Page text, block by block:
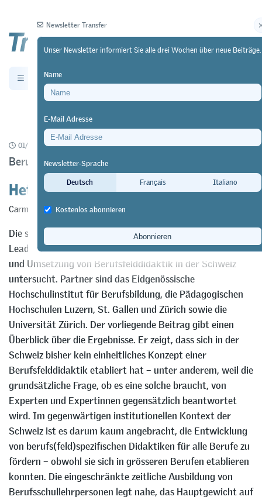
Newsletter
01/09/20 Forschung https://doi.org/10.64829/1025
Berufs(feld)didaktik in der Schweiz
Heterogene Landschaft
Carmen Baumeler&Antje Barabasch
Die swissuniversities finanzieren seit einigen Jahren das
Leading House für Berufsfelddidaktik, das die Konzeption
und Umsetzung von Berufsfelddidaktik in der Schweiz
untersucht. Partner sind das Eidgenössische
Hochschulinstitut für Berufsbildung, die Pädagogischen
Hochschulen Luzern, St. Gallen und Zürich sowie die
Universität Zürich. Der vorliegende Beitrag gibt einen
Überblick über die Ergebnisse. Er zeigt, dass sich in der
Schweiz bisher kein einheitliches Konzept einer
Berufsfelddidaktik etabliert hat – unter anderem, weil die
grundsätzliche Frage, ob es eine solche braucht, von
Experten und Expertinnen gegensätzlich beantwortet
wird. Im gegenwärtigen institutionellen Kontext der
Schweiz ist es darum kaum angebracht, die Entwicklung
von berufs(feld)spezifischen Didaktiken für alle Berufe zu
fördern – obwohl sie sich in grösseren Berufen etablieren
konnten. Die eingeschränkte zeitliche Ausbildung von
Berufsschullehrpersonen legt nahe, das Hauptgewicht auf
Newsletter Transfer
Unser Newsletter informiert Sie alle drei Wochen über neue Beiträge.
Name
E-Mail Adresse
Newsletter-Sprache
Deutsch
Français Italiano
Kostenlos abonnieren